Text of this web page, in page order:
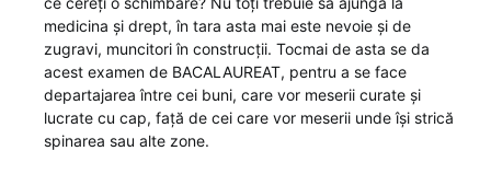
medicina și drept, în tara asta mai este nevoie și de
zugravi, muncitori în construcții. Tocmai de asta se da
acest examen de BACALAUREAT, pentru a se face
departajarea între cei buni, care vor meserii curate și
lucrate cu cap, față de cei care vor meserii unde își strică
spinarea sau alte zone.